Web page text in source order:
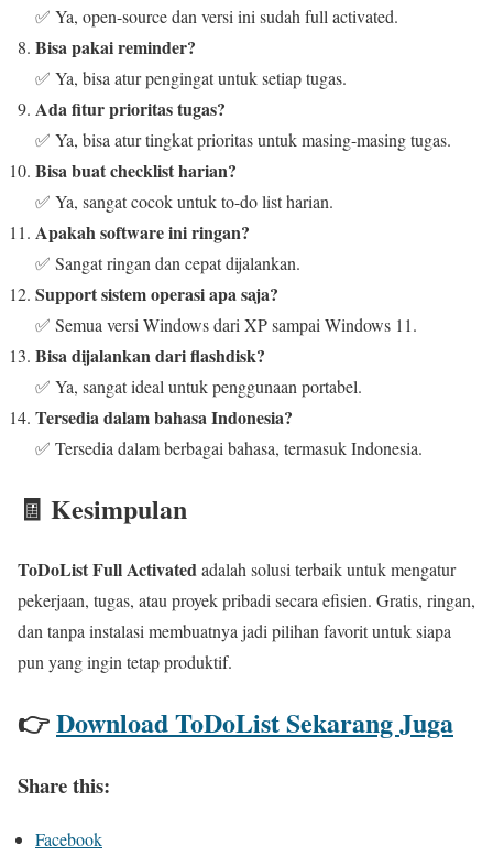
✅ Ya, open-source dan versi ini sudah full activated.
Bisa pakai reminder?
✅ Ya, bisa atur pengingat untuk setiap tugas.
Ada fitur prioritas tugas?
✅ Ya, bisa atur tingkat prioritas untuk masing-masing tugas.
Bisa buat checklist harian?
✅ Ya, sangat cocok untuk to-do list harian.
Apakah software ini ringan?
✅ Sangat ringan dan cepat dijalankan.
Support sistem operasi apa saja?
✅ Semua versi Windows dari XP sampai Windows 11.
Bisa dijalankan dari flashdisk?
✅ Ya, sangat ideal untuk penggunaan portabel.
Tersedia dalam bahasa Indonesia?
✅ Tersedia dalam berbagai bahasa, termasuk Indonesia.
🧾 Kesimpulan
ToDoList Full Activatedadalah solusi terbaik untuk mengatur
pekerjaan, tugas, atau proyek pribadi secara efisien. Gratis, ringan,
dan tanpa instalasi membuatnya jadi pilihan favorit untuk siapa
pun yang ingin tetap produktif.
👉Download ToDoList Sekarang Juga
Share this:
Facebook